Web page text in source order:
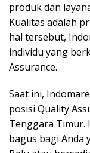
produk dan
Kualitas adalah
hal tersebut,
individu yang
Assurance.
Saat ini,
posisi Quality
Tenggara Timur.
bagus bagi Anda